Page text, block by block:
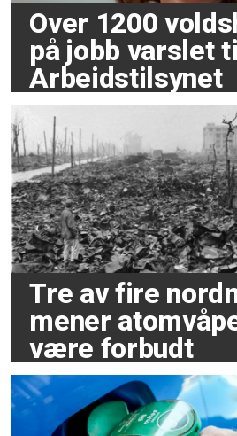
Over 1200
på jobb varslet til
Arbeidstilsynet
Tre av fire
mener
være forbudt